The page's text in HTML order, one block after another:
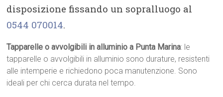
disposizione fissando un sopralluogo al
0544 070014.
Tapparelle o avvolgibili in alluminio a Punta Marina: le
tapparelle o avvolgibili in alluminio sono durature, resistenti
alle intemperie e richiedono poca manutenzione. Sono
ideali per chi cerca durata nel tempo.